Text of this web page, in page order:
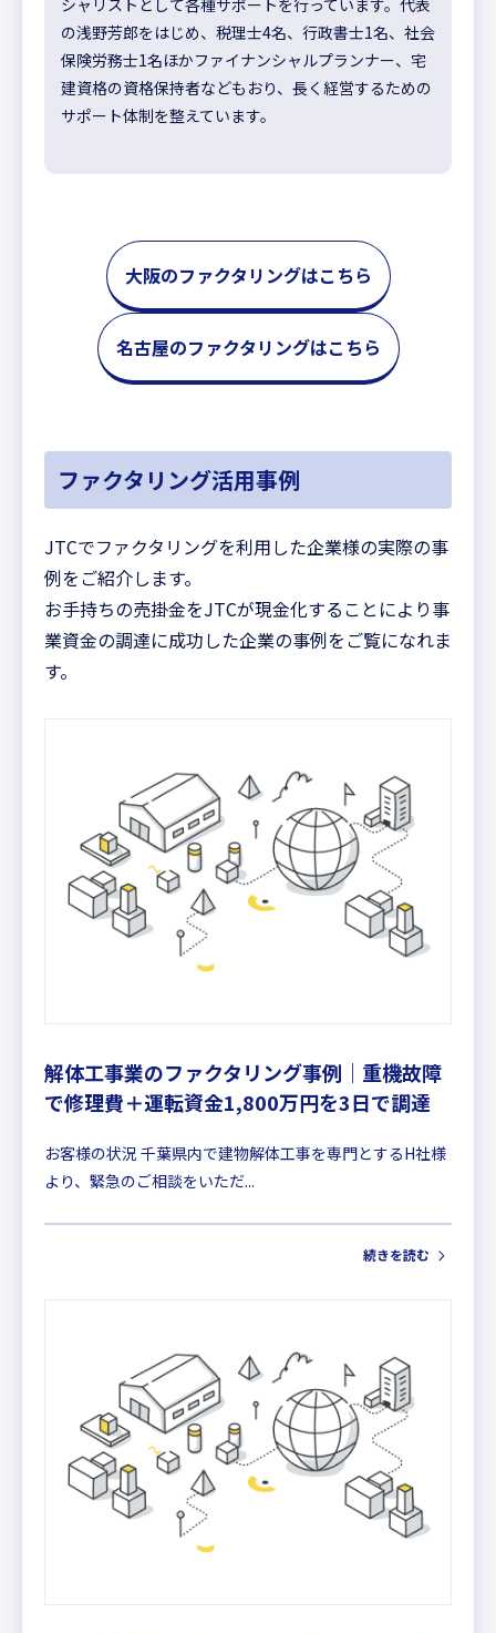
シャリストとして各種サポートを行っています。代表
の浅野芳郎をはじめ、税理士4名、行政書士1名、社会
保険労務士1名ほかファイナンシャルプランナー、宅
建資格の資格保持者などもおり、長く経営するための
サポート体制を整えています。
大阪のファクタリングはこちら
名古屋のファクタリングはこちら
ファクタリング活用事例
JTCでファクタリングを利用した企業様の実際の事
例をご紹介します。
お手持ちの売掛金をJTCが現金化することにより事
業資金の調達に成功した企業の事例をご覧になれま
す。
解体工事業のファクタリング事例｜重機故障
で修理費＋運転資金1,800万円を3日で調達
お客様の状況 千葉県内で建物解体工事を専門とするH社様
より、緊急のご相談をいただ...
続きを読む